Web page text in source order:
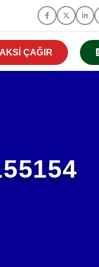
ÇAĞIR